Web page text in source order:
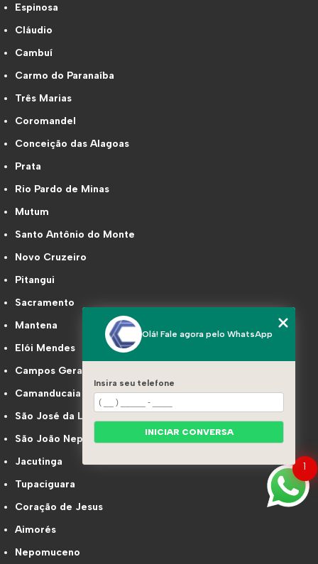
Espinosa
Cláudio
Cambuí
Carmo do Paranaíba
Três Marias
Coromandel
Conceição das Alagoas
Prata
Rio Pardo de Minas
Mutum
Santo Antônio do Monte
Novo Cruzeiro
Pitangui
Sacramento
Mantena
Elói Mendes
Campos Gerais
Camanducaia
São José da Lapa
São João Nepomuceno
Jacutinga
Tupaciguara
Coração de Jesus
Aimorés
Nepomuceno
Olá! Fale agora pelo WhatsApp
Insira seu telefone
INICIAR CONVERSA